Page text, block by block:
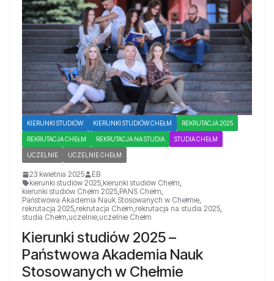
KIERUNKI STUDIÓW KIERUNKI STUDIÓW CHEŁM REKRUTACJA 2025
REKRUTACJA CHEŁM REKRUTACJA NA STUDIA STUDIA CHEŁM
UCZELNIE UCZELNIE CHEŁM
23 kwietnia 2025
EB
kierunki studiów 2025 kierunki studiów Chełm
kierunki studiów Chełm 2025 PANS Chełm
Państwowa Akademia Nauk Stosowanych w Chełmie
rekrutacja 2025 rekrutacja Chełm rekrutacja na studia 2025
studia Chełm uczelnie uczelnie Chełm
Kierunki studiów 2025 –
Państwowa Akademia Nauk
Stosowanych w Chełmie